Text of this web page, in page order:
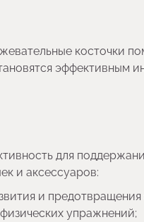
косточки
эффективным
для
и аксессуаров:
и предотвращения
упражнений;